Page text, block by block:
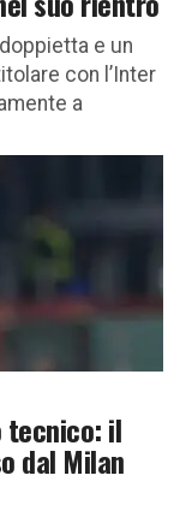
e un
con l’Inter
a
tecnico: il
dal Milan